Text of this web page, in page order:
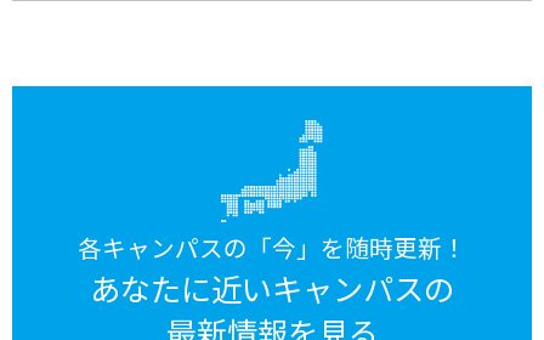
各キャンパスの「今」を随時更新！
あなたに近いキャンパスの
最新情報を見る